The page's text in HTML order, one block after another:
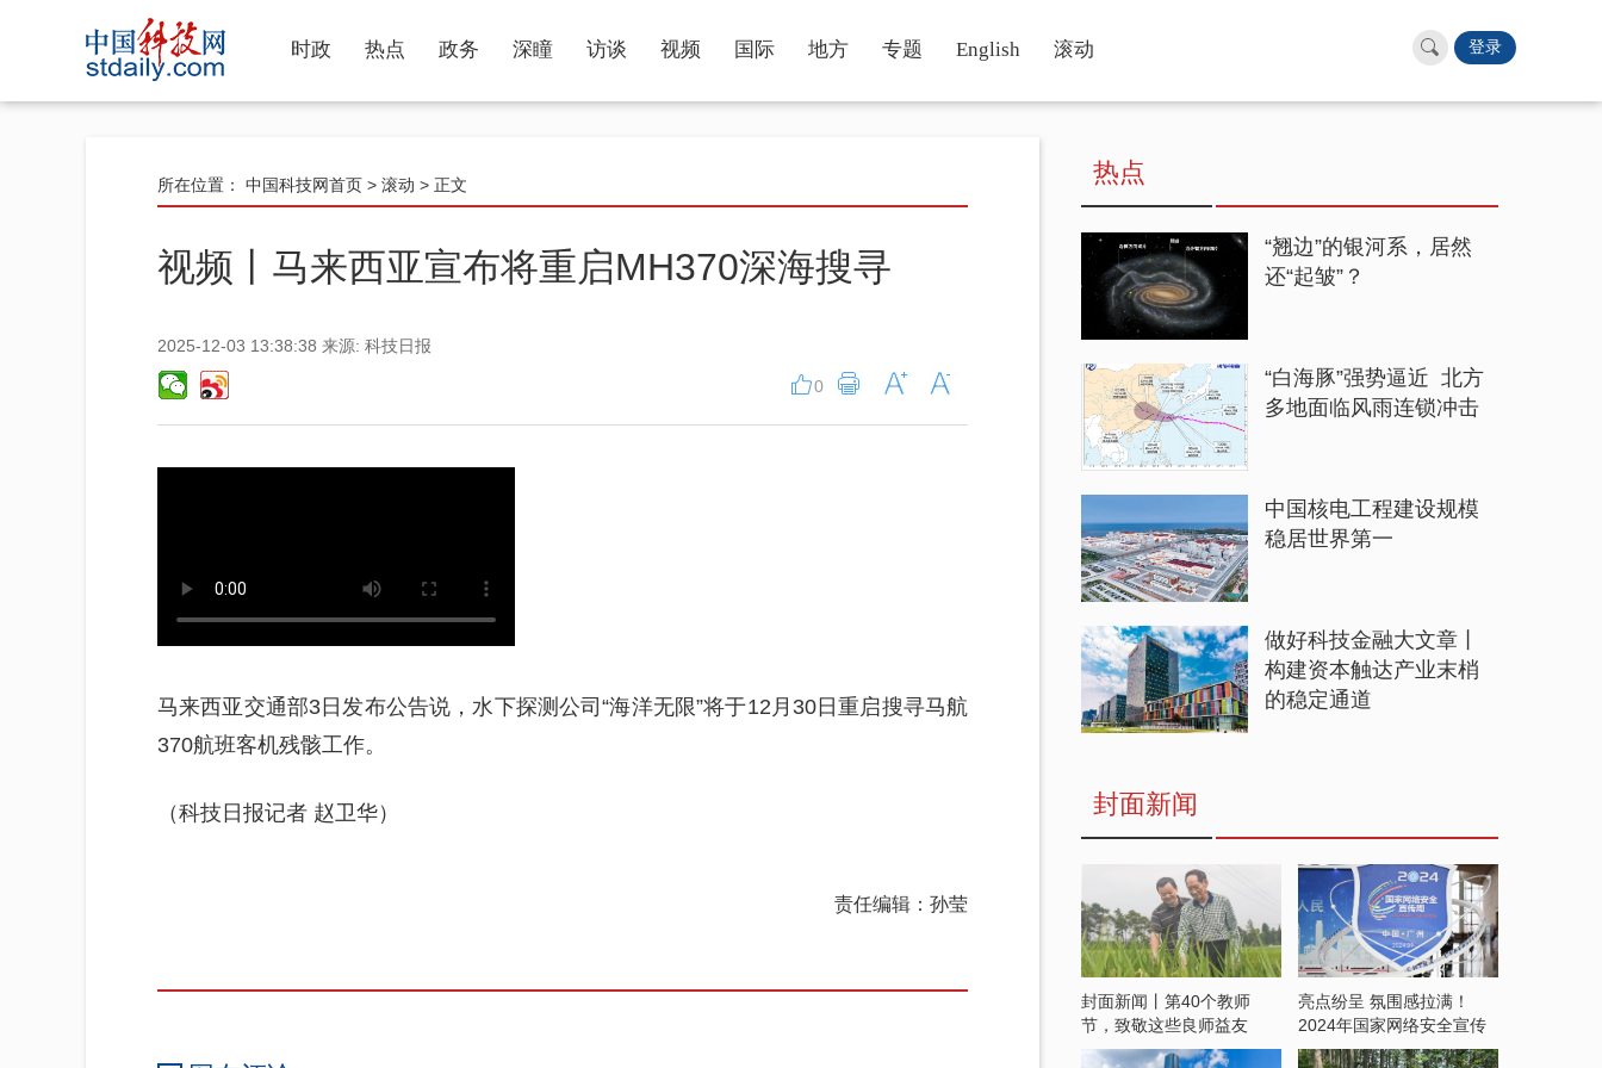
时政 热点 政务 深瞳 访谈 视频 国际 地方 专题 English 滚动 登录
所在位置： 中国科技网首页 > 滚动 > 正文
视频丨马来西亚宣布将重启MH370深海搜寻
2025-12-03 13:38:38 来源: 科技日报
0
马来西亚交通部3日发布公告说，水下探测公司“海洋无限”将于12月30日重启搜寻马航
370航班客机残骸工作。
（科技日报记者 赵卫华）
责任编辑：孙莹
热点
“翘边”的银河系，居然
还“起皱”？
“白海豚”强势逼近 北方
多地面临风雨连锁冲击
中国核电工程建设规模
稳居世界第一
做好科技金融大文章丨
构建资本触达产业末梢
的稳定通道
封面新闻
封面新闻丨第40个教师
节，致敬这些良师益友
亮点纷呈 氛围感拉满！
2024年国家网络安全宣传
周开启